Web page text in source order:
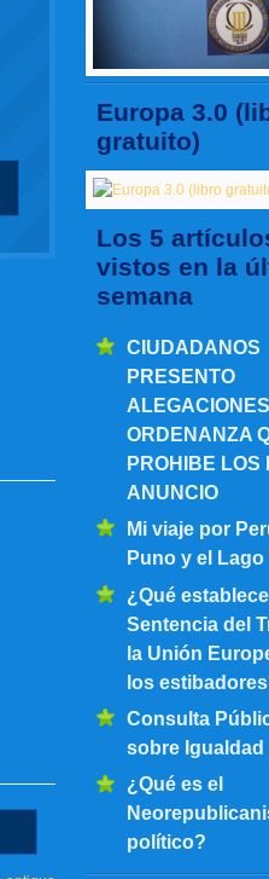
Europa 3.0
gratuito)
Los 5
vistos en la
semana
CIUDADANOS
PRESENTO
ORDENANZA
PROHIBE LOS
ANUNCIO
Mi viaje por
Puno y el
¿Qué
Sentencia del
la Unión
los
Consulta
sobre Igualdad
¿Qué es el
político?